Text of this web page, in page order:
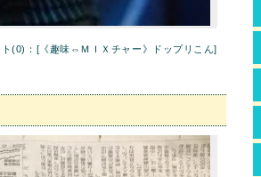
ト(0) ：[ 《趣味⇔ＭＩＸチャー》ドップリこん]